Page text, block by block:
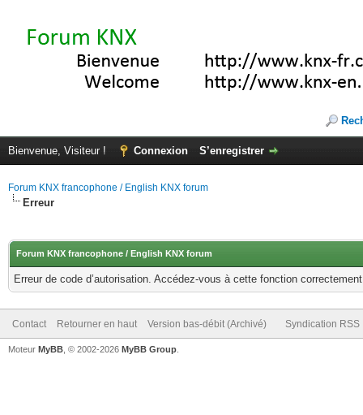
Bienvenue, Visiteur ! Connexion S’enregistrer
Forum KNX francophone / English KNX forum
Erreur
Forum KNX francophone / English KNX forum
Erreur de code d’autorisation. Accédez-vous à cette fonction
Contact Retourner en haut Version bas-débit (Archivé) Syndication RSS
Moteur MyBB , © 2002-2026 MyBB Group